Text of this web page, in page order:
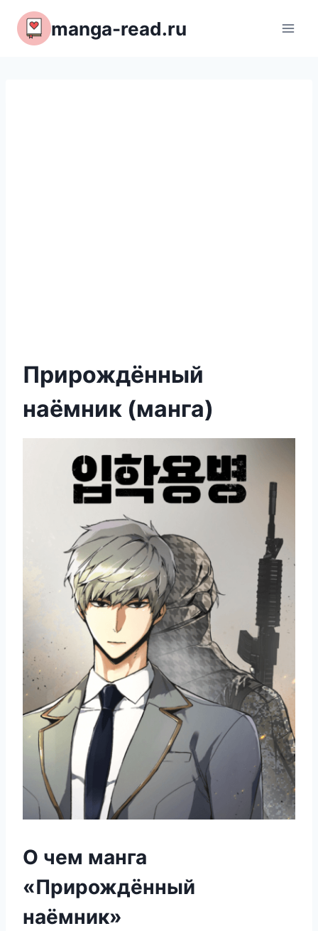
Перейти
содержимому
manga-read.ru
Прирождённый
наёмник (манга)
О чем манга
«Прирождённый
наёмник»